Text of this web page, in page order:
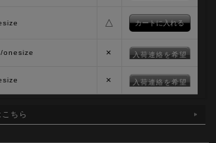
△
/onesize × 入荷連絡を希望
× 入荷連絡を希望
ちら